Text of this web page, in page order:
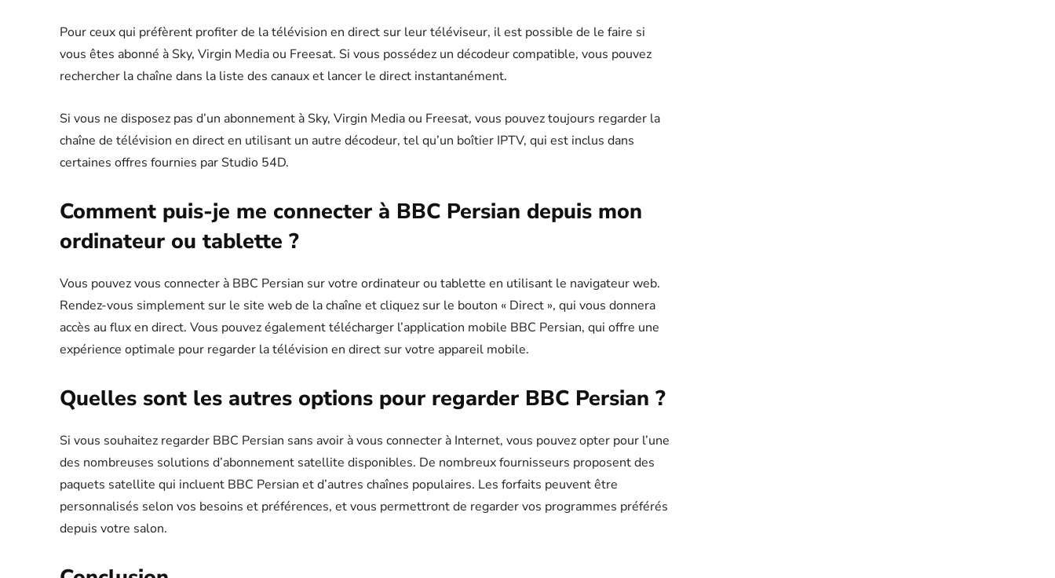
Pour ceux qui préfèrent profiter de la télévision en direct sur leur téléviseur, il est possible de le faire si
vous êtes abonné à Sky, Virgin Media ou Freesat. Si vous possédez un décodeur compatible, vous pouvez
rechercher la chaîne dans la liste des canaux et lancer le direct instantanément.
Si vous ne disposez pas d’un abonnement à Sky, Virgin Media ou Freesat, vous pouvez toujours regarder la
chaîne de télévision en direct en utilisant un autre décodeur, tel qu’un boîtier IPTV, qui est inclus dans
certaines offres fournies par Studio 54D.
Comment puis-je me connecter à BBC Persian depuis mon
ordinateur ou tablette ?
Vous pouvez vous connecter à BBC Persian sur votre ordinateur ou tablette en utilisant le navigateur web.
Rendez-vous simplement sur le site web de la chaîne et cliquez sur le bouton « Direct », qui vous donnera
accès au flux en direct. Vous pouvez également télécharger l’application mobile BBC Persian, qui offre une
expérience optimale pour regarder la télévision en direct sur votre appareil mobile.
Quelles sont les autres options pour regarder BBC Persian ?
Si vous souhaitez regarder BBC Persian sans avoir à vous connecter à Internet, vous pouvez opter pour l’une
des nombreuses solutions d’abonnement satellite disponibles. De nombreux fournisseurs proposent des
paquets satellite qui incluent BBC Persian et d’autres chaînes populaires. Les forfaits peuvent être
personnalisés selon vos besoins et préférences, et vous permettront de regarder vos programmes préférés
depuis votre salon.